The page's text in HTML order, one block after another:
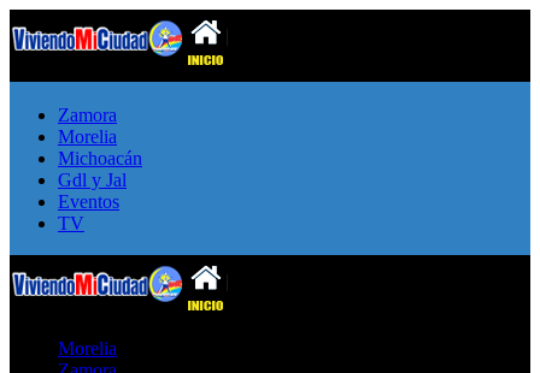
Zamora
Morelia
Michoacán
Gdl y Jal
Eventos
TV
Morelia